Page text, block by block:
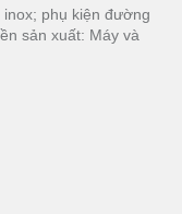
inox; phụ kiện đường
sản xuất: Máy và